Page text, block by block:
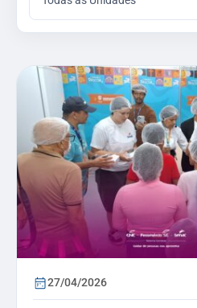
27/04/2026